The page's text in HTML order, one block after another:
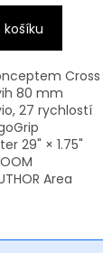
Cross
80 mm
27 rychlostí
29" × 1.75"
Area